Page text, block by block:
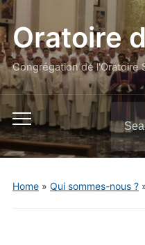
Oratoire
Congrégation de l'Oratoire
Toggle
mobile
menu
Search
for:
Home» Qui sommes-nous ?